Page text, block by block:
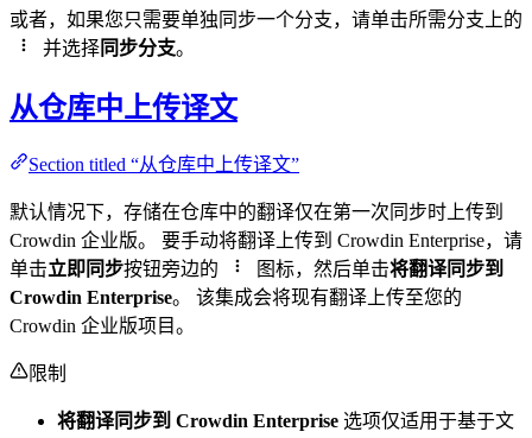
或者，如果您只需要单独同步一个分支，请单击所需分支上的
并选择同步分支。
从仓库中上传译文
Section titled “从仓库中上传译文”
默认情况下，存储在仓库中的翻译仅在第一次同步时上传到
Crowdin 企业版。 要手动将翻译上传到 Crowdin Enterprise，请
单击立即同步按钮旁边的 图标，然后单击将翻译同步到
Crowdin Enterprise。 该集成会将现有翻译上传至您的
Crowdin 企业版项目。
限制
将翻译同步到 Crowdin Enterprise 选项仅适用于基于文